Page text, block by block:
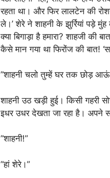
रहता था। और फिर लालटेन की
ले।’ शेरे ने शाहनी के झुर्रियां पड़े
क्या बिगाड़ा है हमारा? शाहजी
कैसे मान गया था फिरोंज की बात!
”शाहनी चलो तुम्हें घर तक छोड़
शाहनी उठ खड़ी हुई। किसी गहरी
इधर उधर देखता जा रहा है। अपने
”शाहनी!”
”हां शेरे।”